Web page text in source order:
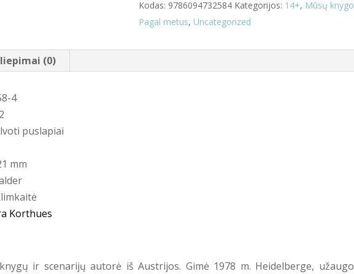
Kodas: 9786094732584 Kategorijos: 14+, Mūsų
Pagal metus, Uncategorized
(0)
4
puslapiai
mm
Korthues
ir scenarijų autorė iš Austrijos. Gimė 1978 m. Heidelberge, užaugo